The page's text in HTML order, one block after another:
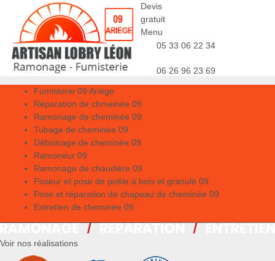
Devis
gratuit
Menu
05 33 06 22 34
06 26 96 23 69
Fumisterie 09 Ariège
Réparation de chmeinée 09
Ramonage de cheminée 09
Tubage de cheminée 09
Débistrage de cheminée 09
Ramoneur 09
Ramonage de chaudière 09
Poseur et pose de poêle à bois et granulé 09
Pose et réparation de chapeau de cheminée 09
Entretien de cheminée 09
Voir nos réalisations